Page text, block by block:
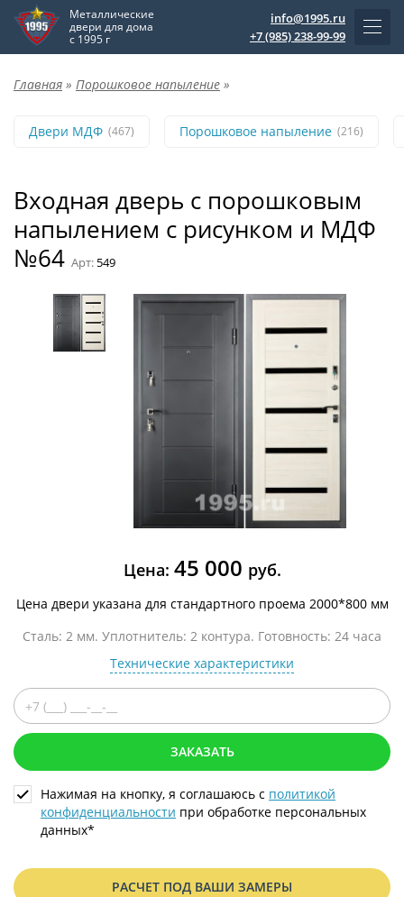
Металлические
двери для дома
с 1995 г
info@1995.ru
+7 (985) 238-99-99
Главная » Порошковое напыление »
Двери МДФ (467) Порошковое напыление (216)
Входная дверь с порошковым
напылением с рисунком и МДФ
№64 Арт: 549
Цена: 45 000 руб.
Цена двери указана для стандартного проема 2000*800 мм
Сталь: 2 мм. Уплотнитель: 2 контура. Готовность: 24 часа
Технические характеристики
ЗАКАЗАТЬ
Нажимая на кнопку, я соглашаюсь с политикой
конфиденциальности при обработке персональных
данных*
РАСЧЕТ ПОД ВАШИ ЗАМЕРЫ